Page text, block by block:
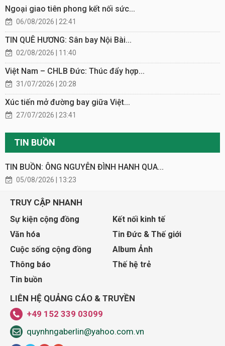
Ngoại giao tiên phong kết nối sức...
06/08/2026 | 22:41
TIN QUÊ HƯƠNG: Sân bay Nội Bài...
02/08/2026 | 11:40
Việt Nam – CHLB Đức: Thúc đẩy hợp...
31/07/2026 | 20:28
Xúc tiến mở đường bay giữa Việt...
27/07/2026 | 23:41
TIN BUỒN
TIN BUỒN: ÔNG NGUYỄN ĐÌNH HANH QUA...
05/08/2026 | 13:23
TRUY CẬP NHANH
Sự kiện cộng đồng
Kết nối kinh tế
Văn hóa
Tin Đức & Thế giới
Cuộc sống cộng đồng
Album Ảnh
Thông báo
Thế hệ trẻ
Tin buồn
LIÊN HỆ QUẢNG CÁO & TRUYỀN
+49 152 339 03099
quynhngaberlin@yahoo.com.vn